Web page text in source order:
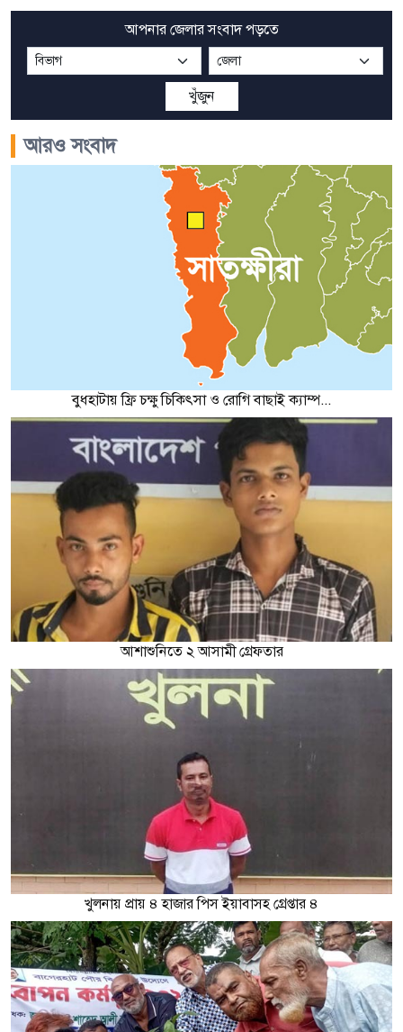
আপনার জেলার সংবাদ পড়তে
খুঁজুন
আরও সংবাদ
বুধহাটায় ফ্রি চক্ষু চিকিৎসা ও রোগি বাছাই ক্যাম্প...
আশাশুনিতে ২ আসামী গ্রেফতার
খুলনায় প্রায় ৪ হাজার পিস ইয়াবাসহ গ্রেপ্তার ৪